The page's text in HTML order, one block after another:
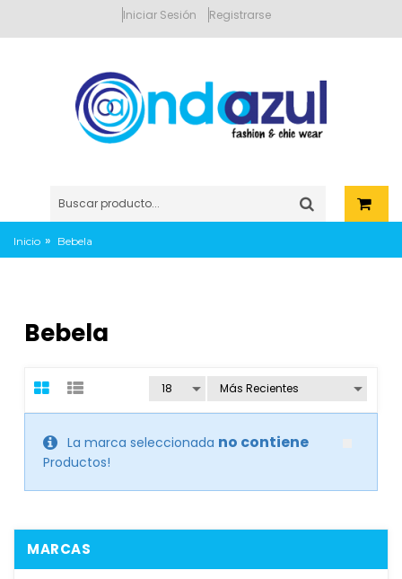
Iniciar Sesión Registrarse
Inicio » Bebela
Bebela
La marca seleccionada no contiene
Productos!
MARCAS